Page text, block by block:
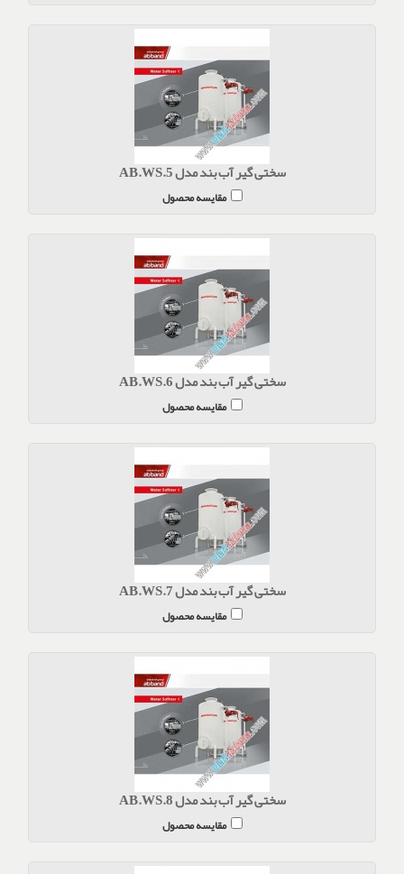
سختی گیر آب بند مدل AB.WS.5
مقایسه محصول
سختی گیر آب بند مدل AB.WS.6
مقایسه محصول
سختی گیر آب بند مدل AB.WS.7
مقایسه محصول
سختی گیر آب بند مدل AB.WS.8
مقایسه محصول